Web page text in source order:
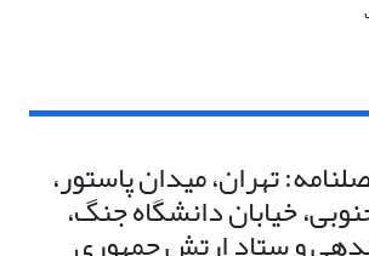
تهران، میدان پاستور،
خیابان دانشگاه جنگ،